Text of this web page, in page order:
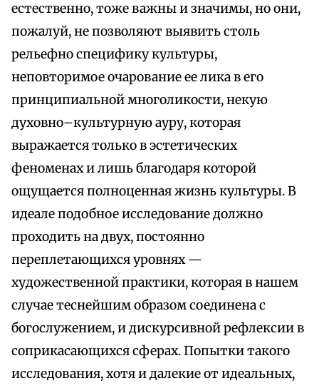
естественно, тоже важны и значимы, но они,
пожалуй, не позволяют выявить столь
рельефно специфику культуры,
неповторимое очарование ее лика в его
принципиальной многоликости, некую
духовно–культурную ауру, которая
выражается только в эстетических
феноменах и лишь благодаря которой
ощущается полноценная жизнь культуры. В
идеале подобное исследование должно
проходить на двух, постоянно
переплетающихся уровнях —
художественной практики, которая в нашем
случае теснейшим образом соединена с
богослужением, и дискурсивной рефлексии в
соприкасающихся сферах. Попытки такого
исследования, хотя и далекие от идеальных,